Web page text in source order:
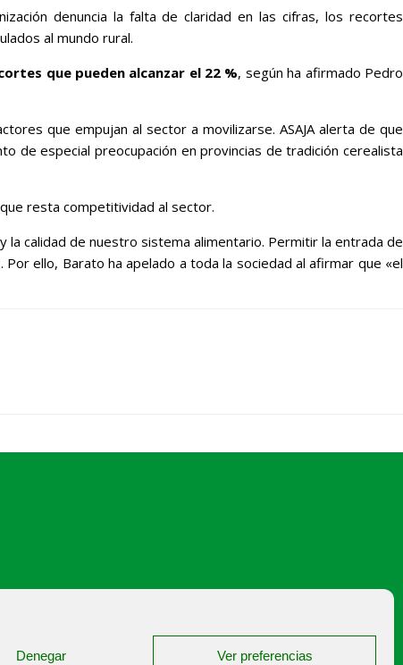
Denegar Ver preferencias
denuncia la falta de claridad en las cifras, los recortes
al mundo rural.
que pueden alcanzar el 22 %, según ha afirmado Pedro
que empujan al sector a movilizarse. ASAJA alerta de que
de especial preocupación en provincias de tradición cerealista
resta competitividad al sector.
calidad de nuestro sistema alimentario. Permitir la entrada de
ello, Barato ha apelado a toda la sociedad al afirmar que «el